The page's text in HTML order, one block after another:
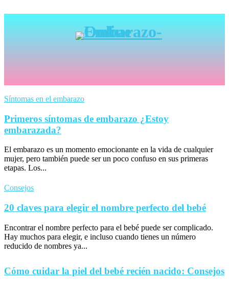
Síntomas en el embarazo
Primeros síntomas de embarazo ¿Estoy
embarazada?
El embarazo es un momento emocionante en la vida de cualquier
mujer, pero también puede ser un poco confuso en sus primeras
etapas. Los...
Consejos
20 claves para elegir el nombre perfecto del bebé
Encontrar el nombre perfecto para el bebé puede ser complicado.
Hay muchos para elegir, e incluso cuando tienes un número
reducido de nombres ya...
Cómo cuidar la piel del bebé recién nacido: Consejos